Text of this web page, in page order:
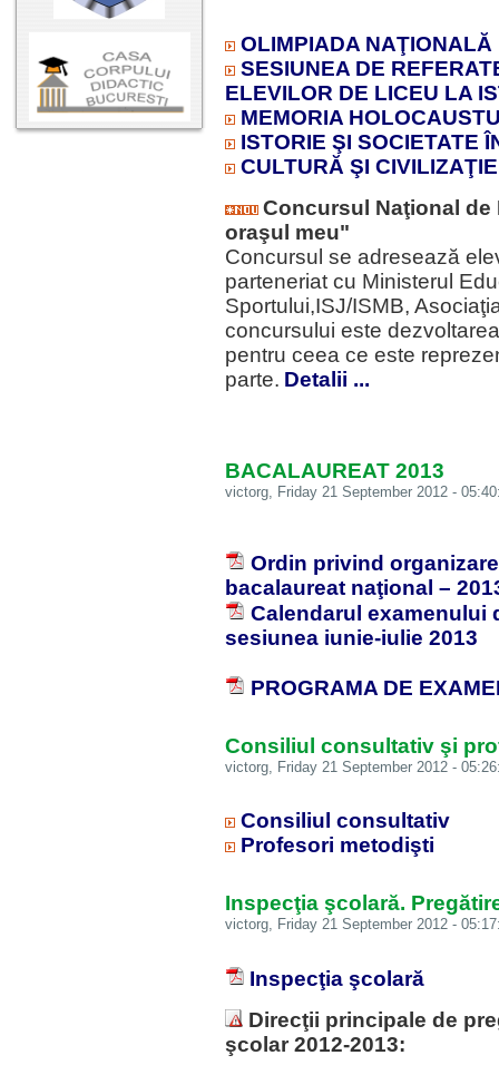
OLIMPIADA NAŢIONALĂ
SESIUNEA DE
ELEVILOR DE LICEU LA
MEMORIA
ISTORIE ŞI SOCIETATE
CULTURĂ ŞI
Concursul Naţional
oraşul meu"
Concursul se adresează
parteneriat cu Ministerul
Sportului,ISJ/ISMB,
concursului este
pentru ceea ce este
parte. Detalii ...
BACALAUREAT 2013
victorg, Friday 21 September 2012 -
Ordin privind
bacalaureat naţional –
Calendarul examenului
sesiunea iunie-iulie 2013
PROGRAMA DE
Consiliul consultativ şi
victorg, Friday 21 September 2012 -
Consiliul consultativ
Profesori metodişti
Inspecţia şcolară.
victorg, Friday 21 September 2012 -
Inspecţia şcolară
Direcţii principale de
şcolar 2012-2013: